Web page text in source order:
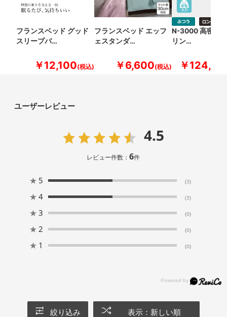
フランスベッド グッド
スリープバ…
￥12,100
フランスベッド エッフ
ェスタンダ…
￥6,600
N-3000 高密度
リン…
￥
ユーザーレビュー
4.5
レビュー件数：6件
★ 5 (3)
★ 4 (3)
★ 3 (0)
★ 2 (0)
★ 1 (0)
絞り込み 表示：新しい順